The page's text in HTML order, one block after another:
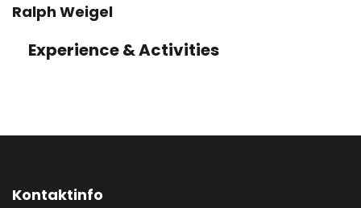
Ralph Weigel
Experience & Activities
Kontaktinfo